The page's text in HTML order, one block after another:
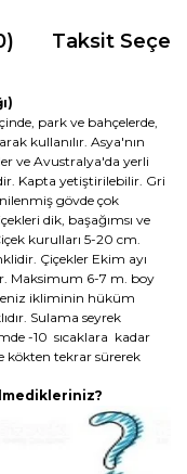
Taksit
park ve bahçelerde,
kullanılır. Asya'nın
ve Avustralya'da yerli
Kapta yetiştirilebilir. Gri
gövde çok
dik, başağımsı ve
kurulları 5-20 cm.
Çiçekler Ekim ayı
Maksimum 6-7 m. boy
ikliminin hüküm
Sulama seyrek
-10 sıcaklara kadar
kökten tekrar sürerek